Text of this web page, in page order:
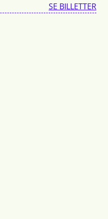
SE BILLETTER